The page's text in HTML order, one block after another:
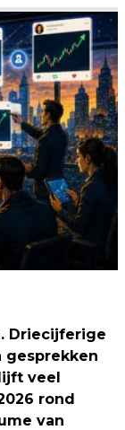
Driecijferige
gesprekken
veel
rond
van